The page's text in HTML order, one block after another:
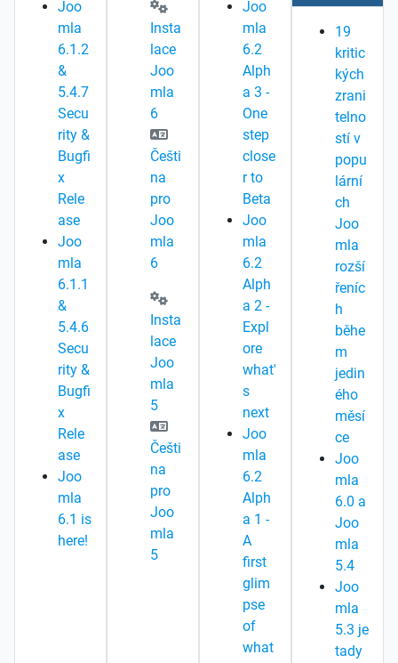
Joo
mla
6.1.2
&
5.4.7
Secu
rity &
Bugfi
x
Rele
ase
Joo
mla
6.1.1
&
5.4.6
Secu
rity &
Bugfi
x
Rele
ase
Joo
mla
6.1 is
here!
Insta
lace
Joo
mla
6
Češti
na
pro
Joo
mla
6
Insta
lace
Joo
mla
5
Češti
na
pro
Joo
mla
5
Joo
mla
6.2
Alph
a 3 -
One
step
close
r to
Beta
Joo
mla
6.2
Alph
a 2 -
Expl
ore
what'
s
next
Joo
mla
6.2
Alph
a 1 -
A
first
glim
pse
of
what
19
kritic
kých
zrani
telno
stí v
popu
lární
ch
Joo
mla
rozší
řeníc
h
běhe
m
jedin
ého
měsí
ce
Joo
mla
6.0 a
Joo
mla
5.4
Joo
mla
5.3 je
tady